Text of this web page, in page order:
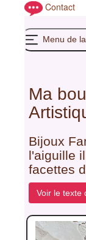
Contact
Menu de
Ma
Bijoux
l'aiguille
facettes
Voir le texte